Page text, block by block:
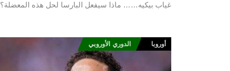
غياب بيكيه…… ماذا سيفعل البارسا لحل هذه المعضلة؟
أوروبا الدوري الأوروبي